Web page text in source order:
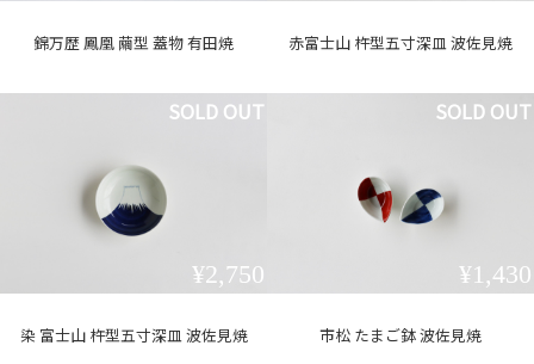
錦万歴 鳳凰 繭型 蓋物 有田焼 赤富士山 杵型五寸深皿 波佐見焼
染 富士山 杵型五寸深皿 波佐見焼
¥2,750
SOLD OUT
市松 たまご鉢 波佐見焼
¥1,430
SOLD OUT